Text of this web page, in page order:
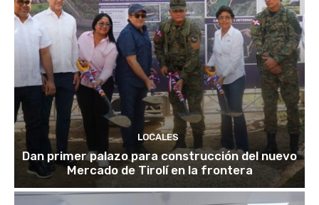
LOCALES
Dan primer palazo para construcción del nuevo
Mercado de Tirolí en la frontera